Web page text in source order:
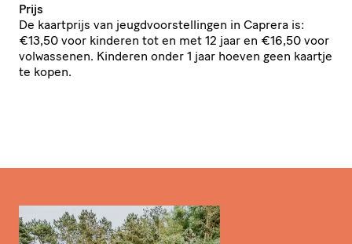
Prijs
De kaartprijs van jeugdvoorstellingen in Caprera is:
€13,50 voor kinderen tot en met 12 jaar en €16,50 voor
volwassenen. Kinderen onder 1 jaar hoeven geen kaartje
te kopen.